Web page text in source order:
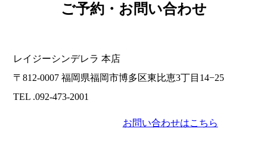
ご予約・お問い合わせ
レイジーシンデレラ 本店
〒812-0007 福岡県福岡市博多区東比恵3丁目14−25
TEL .092-473-2001
お問い合わせはこちら